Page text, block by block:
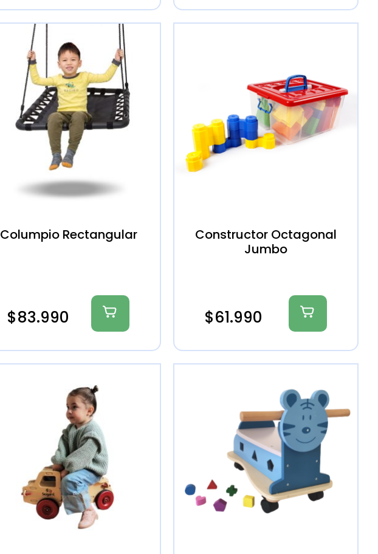
Columpio Rectangular
$83.990
Constructor Octagonal
Jumbo
$61.990